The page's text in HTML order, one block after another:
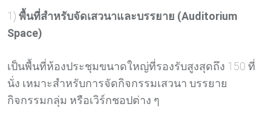
1) พื้นที่สำหรับจัดเสวนาและบรรยาย (Auditorium
Space)
เป็นพื้นที่ห้องประชุมขนาดใหญ่ที่รองรับสูงสุดถึง 150 ที่
นั่ง เหมาะสำหรับการจัดกิจกรรมเสวนา บรรยาย
กิจกรรมกลุ่ม หรือเวิร์กชอปต่าง ๆ